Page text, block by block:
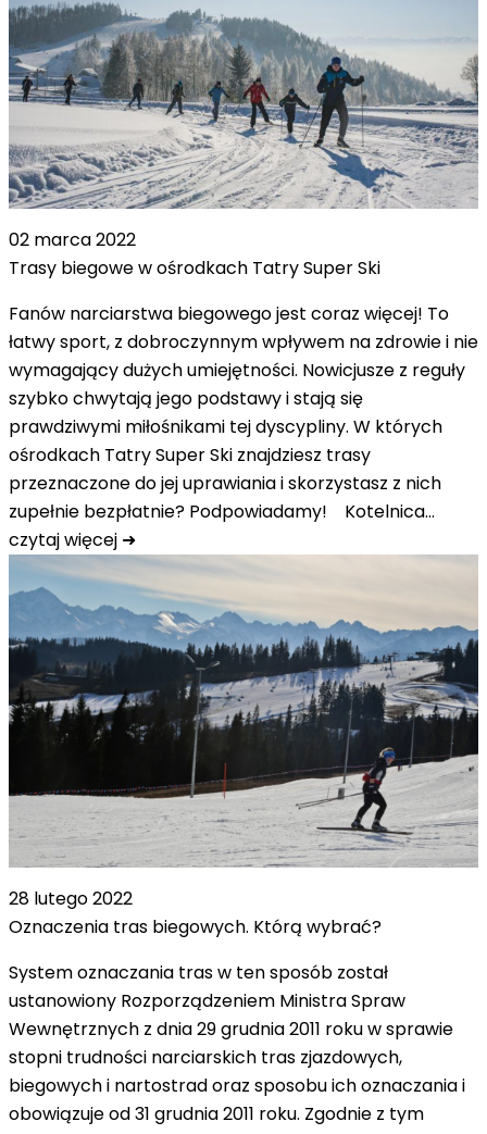
02 marca 2022
Trasy biegowe w ośrodkach Tatry Super Ski
Fanów narciarstwa biegowego jest coraz więcej! To
łatwy sport, z dobroczynnym wpływem na zdrowie i nie
wymagający dużych umiejętności. Nowicjusze z reguły
szybko chwytają jego podstawy i stają się
prawdziwymi miłośnikami tej dyscypliny. W których
ośrodkach Tatry Super Ski znajdziesz trasy
przeznaczone do jej uprawiania i skorzystasz z nich
zupełnie bezpłatnie? Podpowiadamy! Kotelnica…
czytaj więcej ➜
28 lutego 2022
Oznaczenia tras biegowych. Którą wybrać?
System oznaczania tras w ten sposób został
ustanowiony Rozporządzeniem Ministra Spraw
Wewnętrznych z dnia 29 grudnia 2011 roku w sprawie
stopni trudności narciarskich tras zjazdowych,
biegowych i nartostrad oraz sposobu ich oznaczania i
obowiązuje od 31 grudnia 2011 roku. Zgodnie z tym